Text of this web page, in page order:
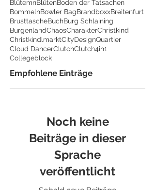
BlütemnBlütenBoden der Tatsachen
BommelnBowler BagBrandboxxBreitenfurt
BrusttascheBuchBurg Schlaining
BurgenlandChaosCharakterChristkind
ChristkindlmarktCityDesignQuartier
Cloud DancerClutchClutch4in1
Collegeblock
Empfohlene Einträge
Noch keine
Beiträge in dieser
Sprache
veröffentlicht